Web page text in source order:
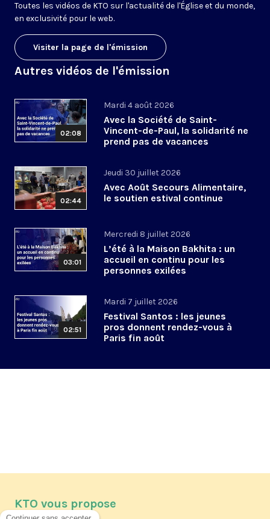
Toutes les vidéos de KTO sur l'actualité de l'Église et du monde,
en exclusivité pour le web.
Visiter la page de l'émission
Autres vidéos de l'émission
02:08
Mardi 4 août 2026
Avec la Société de Saint-
Vincent-de-Paul, la solidarité ne
prend pas de vacances
02:44
Jeudi 30 juillet 2026
Avec Août Secours Alimentaire,
le soutien estival continue
03:01
Mercredi 8 juillet 2026
L’été à la Maison Bakhita : un
accueil en continu pour les
personnes exilées
02:51
Mardi 7 juillet 2026
Festival Santos : les jeunes
pros donnent rendez-vous à
Paris fin août
KTO vous propose